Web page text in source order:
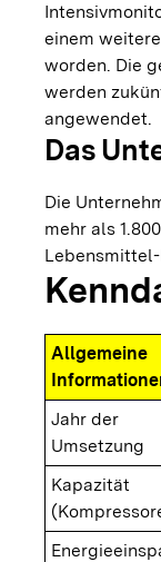
einem
worden. Die
werden
angewendet.
Das
Die
mehr als
Allgemeine
Jahr der
Umsetzung
Kapazität